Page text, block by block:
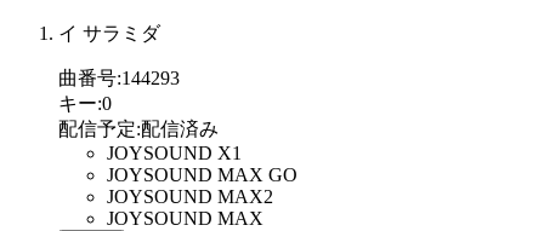
イ サラミダ
曲番号:144293
キー:0
配信予定:配信済み
JOYSOUND X1
JOYSOUND MAX GO
JOYSOUND MAX2
JOYSOUND MAX